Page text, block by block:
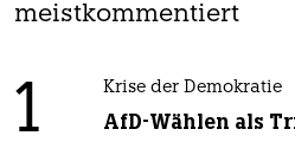
meistkommentiert
1 Krise der Demokratie
AfD-Wählen als